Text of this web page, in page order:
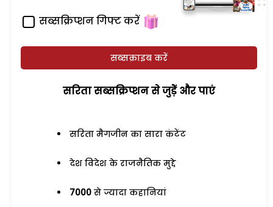
सब्सक्रिप्शन गिफ्ट करें
सब्सक्राइब करें
सरिता सब्सक्रिप्शन से जुड़ेें और पाएं
सरिता मैगजीन का सारा कंटेंट
देश विदेश के राजनैतिक मुद्दे
7000 से ज्यादा कहानियां